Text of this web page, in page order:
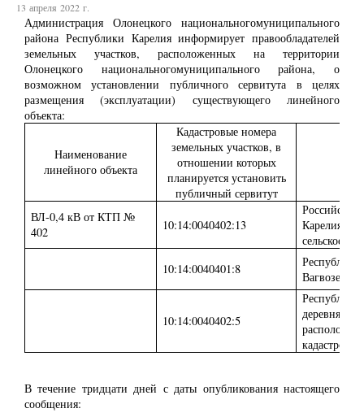
13 апреля 2022 г.
Администрация Олонецкого национальногомуниципального
района Республики Карелия информирует правообладателей
земельных участков, расположенных на территории
Олонецкого национальногомуниципального района, о
возможном установлении публичного сервитута в целях
размещения (эксплуатации) существующего линейного
объекта:
Наименование
линейного объекта
Кадастровые номера
земельных участков, в
отношении которых
планируется установить
публичный сервитут
ВЛ-0,4 кВ от КТП №
402
10:14:0040402:13
Российская
Карелия,
сельское
10:14:0040401:8
Вагвозеро.
10:14:0040402:5
деревня
расположен
В течение тридцати дней с даты опубликования настоящего
сообщения: